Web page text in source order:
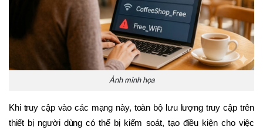
Ảnh minh họa
Khi truy cập vào các mạng này, toàn bộ lưu lượng truy cập trên
thiết bị người dùng có thể bị kiểm soát, tạo điều kiện cho việc